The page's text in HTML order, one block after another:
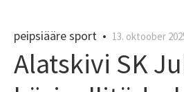
peipsiääre sport • 13. oktoober
Alatskivi SK